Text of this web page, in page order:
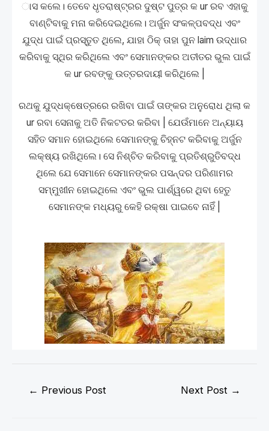
ାସ କଲେ। ତେବେ ଧୃତରାଷ୍ଟ୍ରର ଦୁଷ୍ଟ ପୁତ୍ର କ ur ରବ ଏହାକୁ
ବାଣ୍ଟିବାକୁ ମନା କରିଦେଇଥିଲେ। ଅର୍ଜୁନ ସଂକଳ୍ପବଦ୍ଧ ଏବଂ
ଯୁଦ୍ଧ ପାଇଁ ପ୍ରସ୍ତୁତ ଥିଲେ, ଯାହା ଠିକ୍ ତାହା ପୁନ laim ଉଦ୍ଧାର
କରିବାକୁ ସ୍ଥିର କରିଥିଲେ ଏବଂ ସେମାନଙ୍କର ଅତୀତର ଭୁଲ ପାଇଁ
କ ur ରବଙ୍କୁ ଉତ୍ତରଦାୟୀ କରିଥିଲେ |
ରଥକୁ ଯୁଦ୍ଧକ୍ଷେତ୍ରରେ ରଖିବା ପାଇଁ ତାଙ୍କର ଅନୁରୋଧ ଥିଲା କ
ur ରବା ସେନାକୁ ଅତି ନିକଟତର କରିବା | ଯେଉଁମାନେ ଅନ୍ୟାୟ
ସହିତ ସମାନ ହୋଇଥିଲେ ସେମାନଙ୍କୁ ଚିହ୍ନଟ କରିବାକୁ ଅର୍ଜୁନ
ଲକ୍ଷ୍ୟ ରଖିଥିଲେ। ସେ ନିଶ୍ଚିତ କରିବାକୁ ପ୍ରତିଶ୍ରୁତିବଦ୍ଧ
ଥିଲେ ଯେ ସେମାନେ ସେମାନଙ୍କର ପସନ୍ଦର ପରିଣାମର
ସମ୍ମୁଖୀନ ହୋଇଥିଲେ ଏବଂ ଭୁଲ ପାର୍ଶ୍ୱରେ ଥିବା ହେତୁ
ସେମାନଙ୍କ ମଧ୍ୟରୁ କେହି ରକ୍ଷା ପାଇବେ ନାହିଁ |
← Previous Post Next Post →